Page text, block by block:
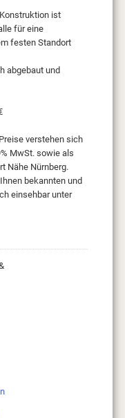
ist
für eine
festen Standort
abgebaut und
verstehen sich
MwSt. sowie als
Nähe Nürnberg.
bekannten und
einsehbar unter